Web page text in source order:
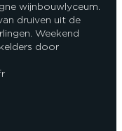
wijnbouwlyceum.
druiven uit de
Weekend
door